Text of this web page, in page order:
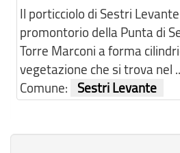
Il porticciolo di Sestri
promontorio della Punta di
Torre Marconi a forma
vegetazione che si trova nel
Comune:
Sestri Levante